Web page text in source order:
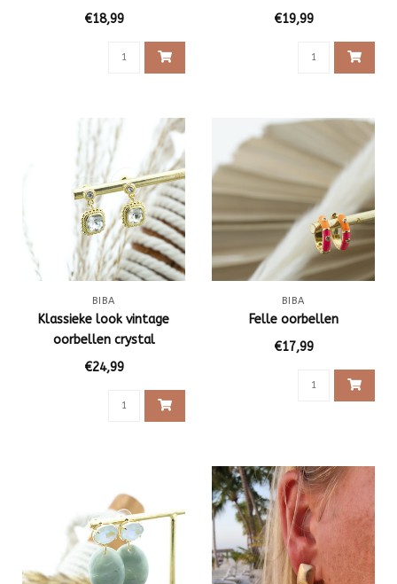
€18,99
€19,99
BIBA
Klassieke look vintage
oorbellen crystal
€24,99
BIBA
Felle oorbellen
€17,99